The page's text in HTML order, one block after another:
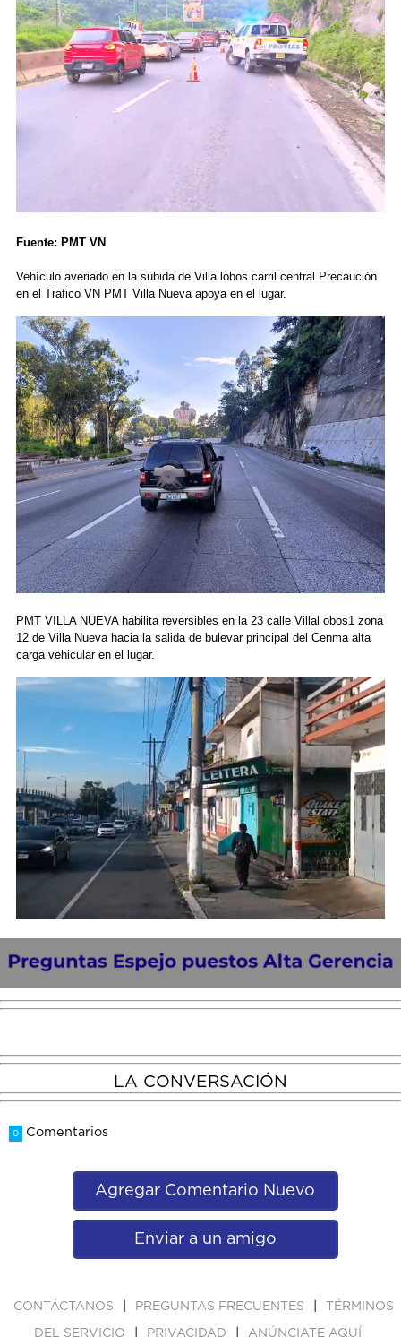
Fuente: PMT VN
Vehículo averiado en la subida de Villa lobos carril central Precaución
en el Trafico VN PMT Villa Nueva apoya en el lugar.
PMT VILLA NUEVA habilita reversibles en la 23 calle Villal obos1 zona
12 de Villa Nueva hacia la salida de bulevar principal del Cenma alta
carga vehicular en el lugar.
LA CONVERSACIÓN
0 Comentarios
Agregar Comentario Nuevo
Enviar a un amigo
CONTÁCTANOS PREGUNTAS FRECUENTES TÉRMINOS
DEL SERVICIO PRIVACIDAD ANÚNCIATE AQUÍ